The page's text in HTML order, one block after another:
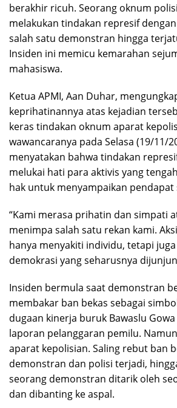
berakhir ricuh. Seorang oknum
melakukan tindakan represif
salah satu demonstran hingga
Insiden ini memicu kemarahan
mahasiswa.
Ketua APMI, Aan Duhar,
keprihatinannya atas kejadian
keras tindakan oknum aparat
wawancaranya pada Selasa (19/11/
menyatakan bahwa tindakan
melukai hati para aktivis yang
hak untuk menyampaikan pendapat
“Kami merasa prihatin dan simpati
menimpa salah satu rekan kami.
hanya menyakiti individu, tetapi
demokrasi yang seharusnya
Insiden bermula saat demonstran
membakar ban bekas sebagai
dugaan kinerja buruk Bawaslu
laporan pelanggaran pemilu.
aparat kepolisian. Saling rebut ban
demonstran dan polisi terjadi,
seorang demonstran ditarik oleh
dan dibanting ke aspal.